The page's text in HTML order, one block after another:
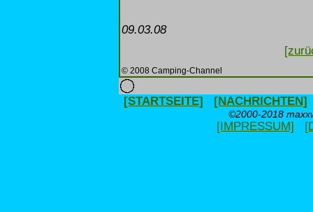
09.03.08
© 2008 Camping-Channel
[STARTSEITE] [NACHRICHTEN]
©2000-2018
[IMPRESSUM]